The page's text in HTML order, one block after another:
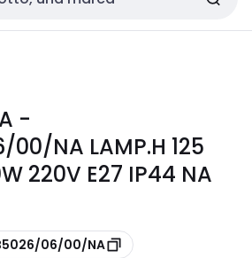
-
NA LAMP.H 125
220V E27 IP44 NA
06/00/NA